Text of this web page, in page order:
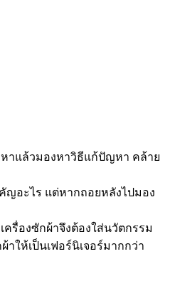
าแล้วมองหาวิธีแก้ปัญหา คล้าย
ญอะไร แต่หากถอยหลังไปมอง
รื่องซักผ้าจึงต้องใส่นวัตกรรม
ให้เป็นเฟอร์นิเจอร์มากกว่า